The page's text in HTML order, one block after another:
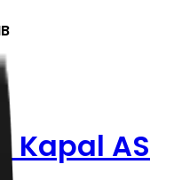
Kapal AS